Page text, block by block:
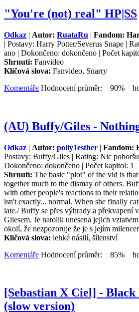
"You're (not) real" HP|SS
Odkaz | Autor: RuataRu | Fandom:
| Postavy: Harry Potter/Severus Snape |
ano | Dokončeno: dokončeno | Počet
Shrnutí: Fanvideo
Klíčová slova: Fanvideo, Snarry
Komentáře Hodnocení průměr: 90%
(AU) Buffy/Giles -
Odkaz | Autor: polly1esther | Fandom:
Postavy: Buffy/Giles | Rating: Nic
Dokončeno: dokončeno | Počet kapitol: 1
Shrnutí: The basic "plot" of the vid is
together much to the dismay of others.
with other people's reactions to their
isn't exactly... normal. When she finally
late./ Buffy se přes výhrady a překvapení
Gilesem. Je natolik unesena jejich
okolí, že nezpozoruje že je s jejím
Klíčová slova: lehké násilí, šílenství
Komentáře Hodnocení průměr: 85%
[Sebastian X Ciel] -
(slow version)